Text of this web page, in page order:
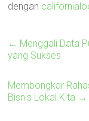
dengan
← Menggali Data
yang Sukses
Membongkar
Bisnis Lokal Kita →